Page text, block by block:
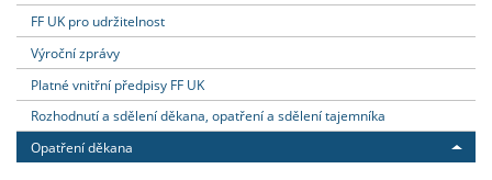
FF UK pro udržitelnost
Výroční zprávy
Platné vnitřní předpisy FF UK
Rozhodnutí a sdělení děkana, opatření a sdělení tajemníka
Opatření děkana